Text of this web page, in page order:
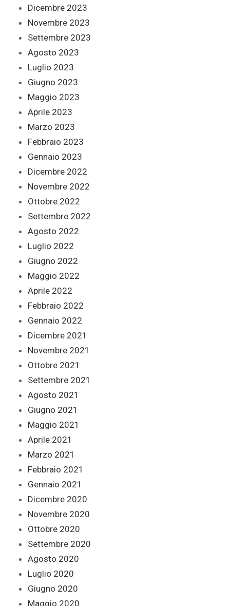
Dicembre 2023
Novembre 2023
Settembre 2023
Agosto 2023
Luglio 2023
Giugno 2023
Maggio 2023
Aprile 2023
Marzo 2023
Febbraio 2023
Gennaio 2023
Dicembre 2022
Novembre 2022
Ottobre 2022
Settembre 2022
Agosto 2022
Luglio 2022
Giugno 2022
Maggio 2022
Aprile 2022
Febbraio 2022
Gennaio 2022
Dicembre 2021
Novembre 2021
Ottobre 2021
Settembre 2021
Agosto 2021
Giugno 2021
Maggio 2021
Aprile 2021
Marzo 2021
Febbraio 2021
Gennaio 2021
Dicembre 2020
Novembre 2020
Ottobre 2020
Settembre 2020
Agosto 2020
Luglio 2020
Giugno 2020
Maggio 2020